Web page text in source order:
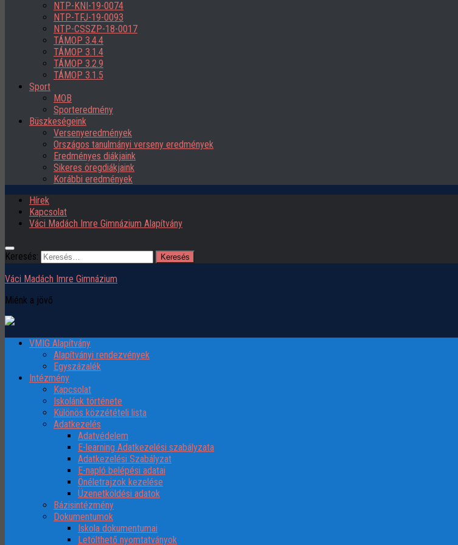
NTP-KNI-19-0074
NTP-TFJ-19-0093
NTP-CSSZP-18-0017
TÁMOP 3.4.4
TÁMOP 3.1.4
TÁMOP 3.2.9
TÁMOP 3.1.5
Sport
MOB
Sporteredmény
Büszkeségeink
Versenyeredmények
Országos tanulmányi verseny eredmények
Eredményes diákjaink
Sikeres öregdiákjaink
Korábbi eredmények
Hírek
Kapcsolat
Váci Madách Imre Gimnázium Alapítvány
Keresés:
Váci Madách Imre Gimnázium
Miénk a jövő
VMIG Alapítvány
Alapítványi rendezvények
Egyszázalék
Intézmény
Kapcsolat
Iskolánk története
Különös közzétételi lista
Adatkezelés
Adatvédelem
E-learning Adatkezelési szabályzata
Adatkezelési Szabályzat
E-napló belépési adatai
Önéletrajzok kezelése
Üzenetköldési adatok
Bázisintézmény
Dokumentumok
Iskola dokumentumai
Letölthető nyomtatványok